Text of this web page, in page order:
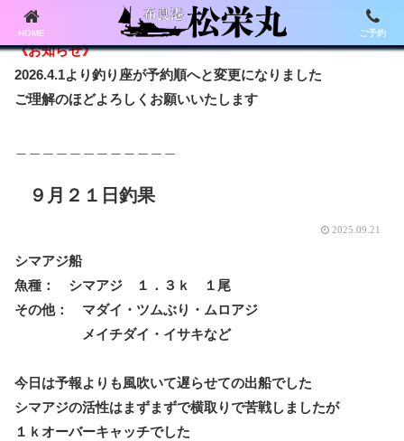
《お知らせ》
2026.4.1より釣り座が予約順へと変更になりました
ご理解のほどよろしくお願いいたします
９月２１日釣果
2025.09.21
シマアジ船
魚種： シマアジ １．３ｋ １尾
その他： マダイ・ツムぶり・ムロアジ
メイチダイ・イサキなど
今日は予報よりも風吹いて遅らせての出船でした
シマアジの活性はまずまずで横取りで苦戦しましたが
１ｋオーバーキャッチでした
HOME ご予約